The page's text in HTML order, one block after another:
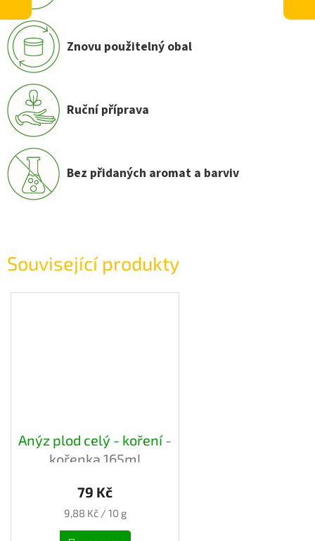
Související produkty
Anýz plod celý - koření-
kořenka 165ml
79 Kč
Měrná
9,88 Kč / 10 g
Znovu použitelný obal
Ruční příprava
Bez přidaných aromat a barviv